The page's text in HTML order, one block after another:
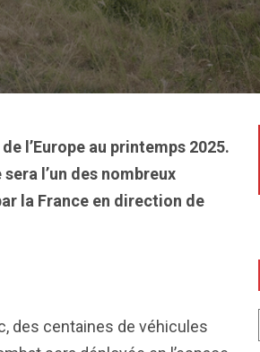
l’Europe au printemps 2025.
l’un des nombreux
la France en direction de
des centaines de véhicules